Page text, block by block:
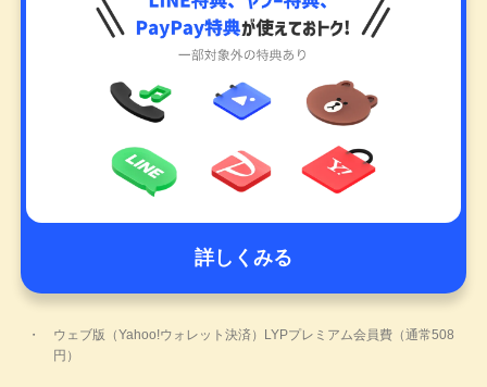
詳しくみる
ウェブ版（Yahoo!ウォレット決済）LYPプレミアム会員費（通常508
円）